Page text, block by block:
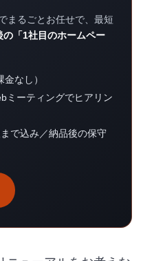
まるごとお任せで、最短
の「1社目のホームペー
なし）
ミーティングでヒアリン
で込み／納品後の保守